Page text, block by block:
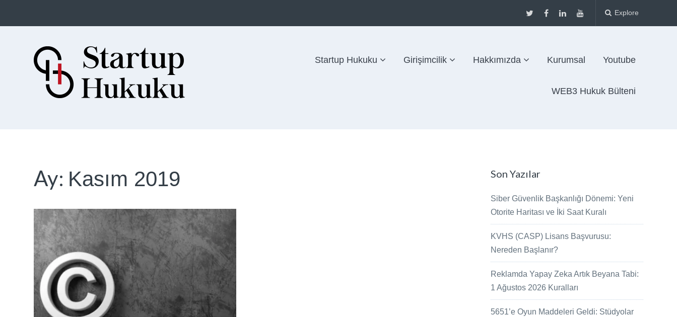
Explore
Startup Hukuku Girişimcilik Hakkımızda Kurumsal Youtube
WEB3 Hukuk Bülteni
Ay: Kasım 2019 Son Yazılar
Siber Güvenlik Başkanlığı Dönemi: Yeni
Otorite Haritası ve İki Saat Kuralı
KVHS (CASP) Lisans Başvurusu:
Nereden Başlanır?
Reklamda Yapay Zeka Artık Beyana Tabi:
1 Ağustos 2026 Kuralları
5651’e Oyun Maddeleri Geldi: Stüdyolar